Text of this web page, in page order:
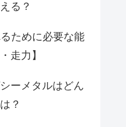
る？
ために必要な能
走力】
ーメタルはどん
？